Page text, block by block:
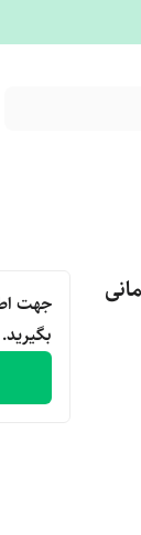
آلمانی
جهت
بگیرید.